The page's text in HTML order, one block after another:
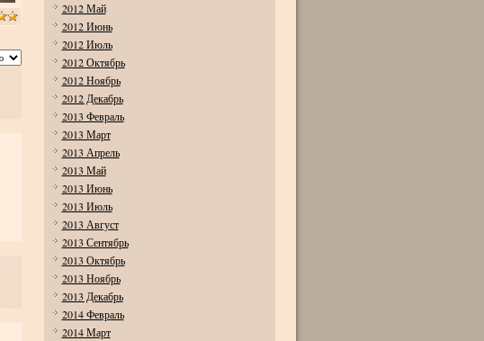
2012 Май
2012 Июнь
2012 Июль
2012 Октябрь
2012 Ноябрь
2012 Декабрь
2013 Февраль
2013 Март
2013 Апрель
2013 Май
2013 Июнь
2013 Июль
2013 Август
2013 Сентябрь
2013 Октябрь
2013 Ноябрь
2013 Декабрь
2014 Февраль
2014 Март